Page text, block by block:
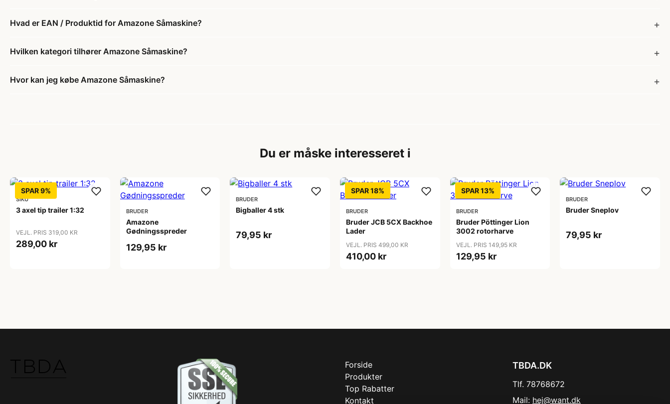
Hvad er EAN / Produktid for Amazone Såmaskine?
Hvilken kategori tilhører Amazone Såmaskine?
Hvor kan jeg købe Amazone Såmaskine?
Du er måske interesseret i
SPAR 9%
SIKU
3 axel tip trailer 1:32
VEJL. PRIS 319,00 KR
289,00 kr
BRUDER
Amazone
Gødningsspreder
129,95 kr
BRUDER
Bigballer 4 stk
79,95 kr
SPAR 18%
BRUDER
Bruder JCB 5CX Backhoe
Lader
VEJL. PRIS 499,00 KR
410,00 kr
SPAR 13%
BRUDER
Bruder Pöttinger Lion
3002 rotorharve
VEJL. PRIS 149,95 KR
129,95 kr
BRUDER
Bruder Sneplov
79,95 kr
Forside
Produkter
Top Rabatter
Kontakt
TBDA.DK
Tlf. 78768672
Mail: hej@want.dk